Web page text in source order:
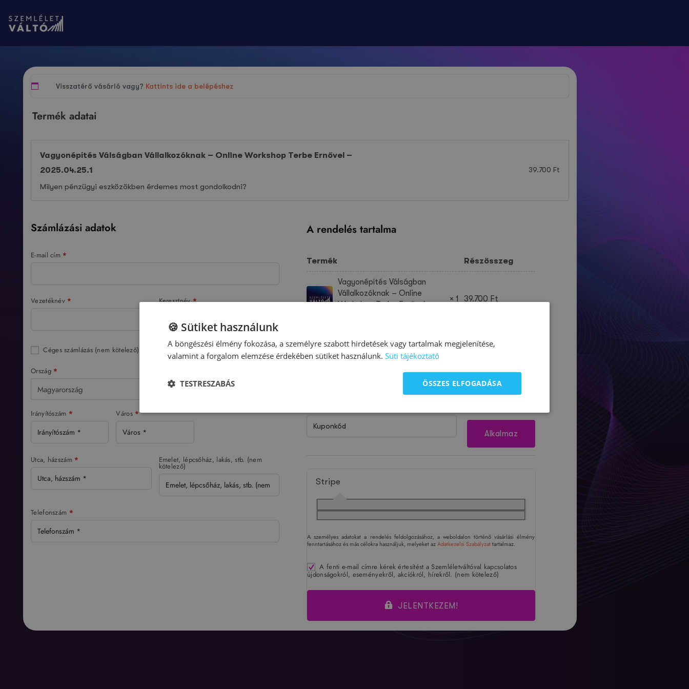
Visszatérő vásárló vagy? Kattints ide a belépéshez
Termék adatai
Vagyonépítés Válságban Vállalkozóknak – Online Workshop Terbe Ernővel –
2025.04.25.1
Milyen pénzügyi eszközökben érdemes most gondolkodni?
39.700 Ft
Számlázási adatok
E-mail cím*
Vezetéknév* Keresztnév*
Céges számlázás (nem kötelező)
Ország *
Magyarország
Irányítószám * Város *
Utca, házszám * Emelet, lépcsőház, lakás, stb. (nem
kötelező)
Telefonszám *
A rendelés tartalma
Termék Részösszeg
Vagyonépítés Válságban
Vállalkozóknak – Online
Workshop Terbe Ernővel –
× 1 39.700 Ft
27%
50.419
Alkalmaz
Stripe
A személyes adatokat a rendelés feldolgozásához, a weboldalon történő vásárlási élmény
fenntartásához és más célokra használjuk, melyeket azAdatkezelsi Szabályzattartalmaz.
A fenti e-mail címre kérek értesítést a Szemléletváltóval kapcsolatos
újdonságokról, eseményekről, akcíókról, hírekről. (nem kötelező)
JELENTKEZEM!
🍪 Sütiket használunk
A böngészési élmény fokozása, a személyre szabott hirdetések vagy tartalmak megjelenítése,
valamint a forgalom elemzése érdekében sütiket használunk. Süti tájékoztató
ÖSSZES ELFOGADÁSA
TESTRESZABÁS